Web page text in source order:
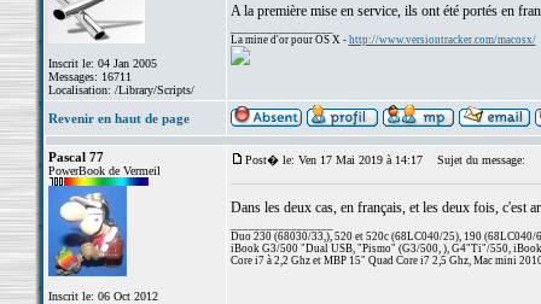
Inscrit le: 04 Jan 2005
Messages: 16711
Localisation: /Library/Scripts/
A la première mise en service, ils ont été portés en
La mine d'or pour OS X - http://www.versiontracker.com/macosx/
Revenir en haut de page
Pascal 77
PowerBook de Vermeil
Inscrit le: 06 Oct 2012
Post� le: Ven 17 Mai 2019 à 14:17 Sujet du message:
Dans les deux cas, en français, et les deux fois, c'est
Duo 230 (68030/33,), 520 et 520c (68LC040/25), 190 (68LC040/
iBook G3/500 "Dual USB, "Pismo" (G3/500, ), G4"Ti"/550,
Core i7 à 2,2 Ghz et MBP 15" Quad Core i7 2,5 Ghz, Mac mini